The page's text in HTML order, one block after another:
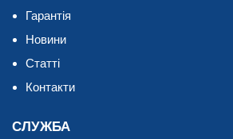
Гарантія
Новини
Статті
Контакти
СЛУЖБА